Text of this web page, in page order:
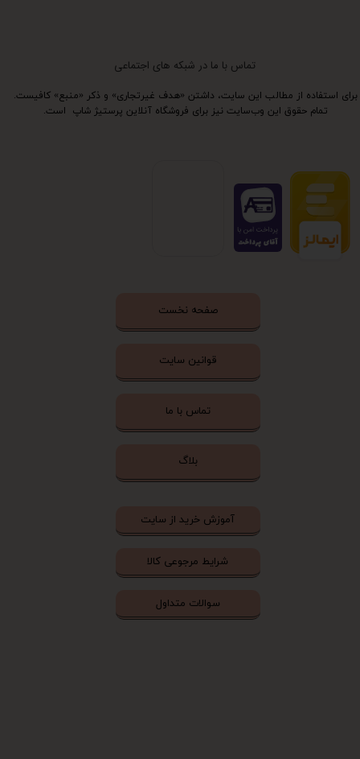
برای استفاده از مطالب این سایت، داشتن «هدف غیرتجاری» و ذکر «منبع» کافیست.
تمام حقوق اين وب‌سايت نیز برای فروشگاه آنلاین پرستیژ شاپ است.
تماس با ما در شبکه های اجتماعی
صفحه نخست
قوانین سایت
تماس با ما
بلاگ
آموزش خرید از سایت
شرایط مرجوعی کالا
سوالات متداول